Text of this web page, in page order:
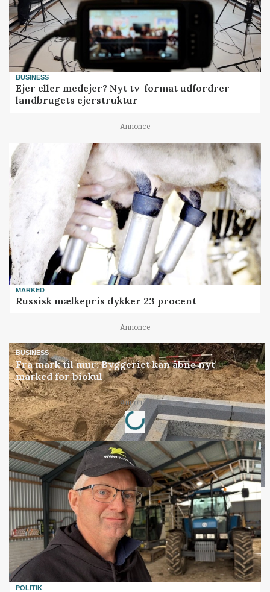
BUSINESS
Ejer eller medejer? Nyt tv-format udfordrer
landbrugets ejerstruktur
Annonce
MARKED
Russisk mælkepris dykker 23 procent
Annonce
BUSINESS
Fra mark til mur: Byggeriet kan åbne nyt
marked for biokul
Annonce
Loading...
POLITIK